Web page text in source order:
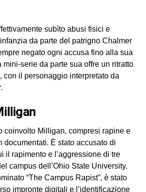
subìto abusi fisici e
da parte del patrigno Chalmer
negato ogni accusa fino alla sua
mini-serie da parte sua offre un ritratto
con il personaggio interpretato da
.
coinvolto Milligan, compresi rapine e
documentati. È stato accusato di
il rapimento e l’aggressione di tre
campus dell’Ohio State University.
“The Campus Rapist”, è stato
impronte digitali e l’identificazione